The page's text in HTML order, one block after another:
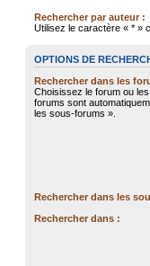
Rechercher par auteur :
Utilisez le caractère « * »
OPTIONS DE
Rechercher dans les
Choisissez le forum ou
forums sont
les sous-forums ».
Rechercher dans les
Rechercher dans :